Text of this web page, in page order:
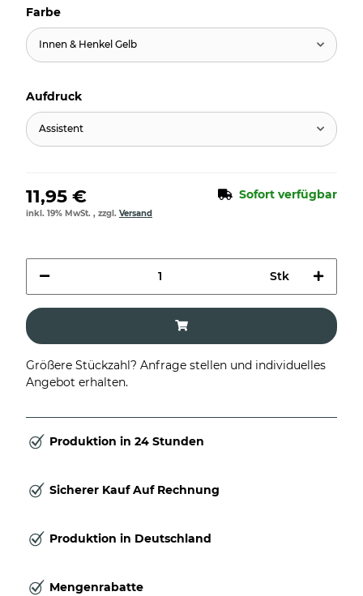
Farbe
Innen & Henkel Gelb
Aufdruck
Assistent
11,95 € Sofort verfügbar
inkl. 19% MwSt. , zzgl. Versand
Stk
Größere Stückzahl? Anfrage stellen und individuelles
Angebot erhalten.
Produktion in 24 Stunden
Sicherer Kauf Auf Rechnung
Produktion in Deutschland
Mengenrabatte